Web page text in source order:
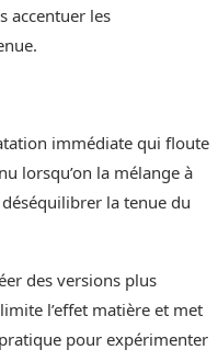
accentuer les
immédiate qui floute
lorsqu’on la mélange à
la tenue du
des versions plus
l’effet matière et met
pour expérimenter